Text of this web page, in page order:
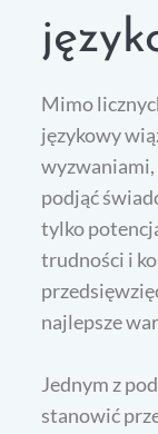
Mimo
językowy
podjąć
tylko
trudności i
najlepsze
Jednym z
stanowić